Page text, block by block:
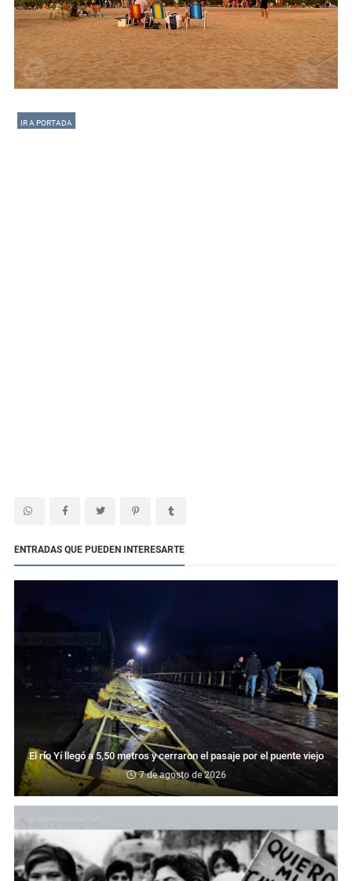
IR A PORTADA
ENTRADAS QUE PUEDEN INTERESARTE
El río Yí llegó a 5,50 metros y cerraron el pasaje por el puente viejo
7 de agosto de 2026